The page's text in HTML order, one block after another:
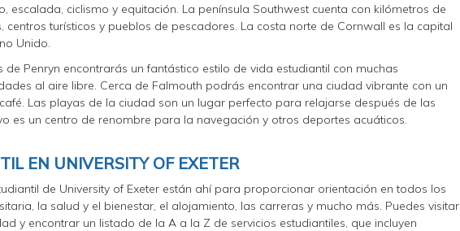
escalada, ciclismo y equitación. La península Southwest cuenta con kilómetros de
centros turísticos y pueblos de pescadores. La costa norte de Cornwall es la capital
Unido.
de Penryn encontrarás un fantástico estilo de vida estudiantil con muchas
al aire libre. Cerca de Falmouth podrás encontrar una ciudad vibrante con un
Las playas de la ciudad son un lugar perfecto para relajarse después de las
es un centro de renombre para la navegación y otros deportes acuáticos.
EN UNIVERSITY OF EXETER
de University of Exeter están ahí para proporcionar orientación en todos los
la salud y el bienestar, el alojamiento, las carreras y mucho más. Puedes visitar
y encontrar un listado de la A a la Z de servicios estudiantiles, que incluyen